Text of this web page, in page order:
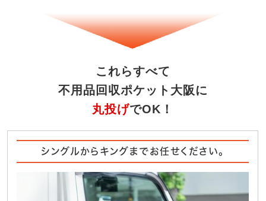
これらすべて
不用品回収ポケット大阪に
丸投げでOK！
シングルからキングまでお任せください。